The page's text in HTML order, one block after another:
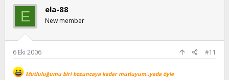
E ela-88
New member
6 Eki 2006 #11
Mutluluğumu biri bozuncaya kadar mutluyum..yada öyle